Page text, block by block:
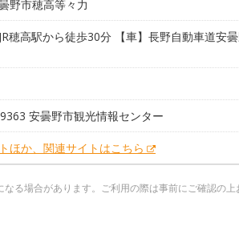
野市穂高等々力
穂高駅から徒歩30分 【車】長野自動車道安
安曇野市観光情報センター
ほか、関連サイトはこちら
る場合があります。ご利用の際は事前にご確認の上